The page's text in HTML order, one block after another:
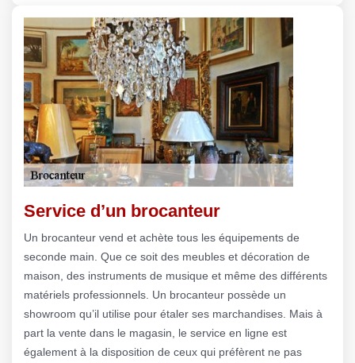
Service d’un brocanteur
Un brocanteur vend et achète tous les équipements de
seconde main. Que ce soit des meubles et décoration de
maison, des instruments de musique et même des différents
matériels professionnels. Un brocanteur possède un
showroom qu’il utilise pour étaler ses marchandises. Mais à
part la vente dans le magasin, le service en ligne est
également à la disposition de ceux qui préfèrent ne pas